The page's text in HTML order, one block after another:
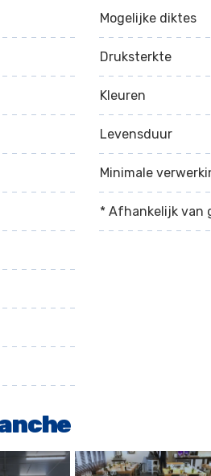
Mogelijke diktes
Druksterkte
Kleuren
Levensduur
Minimale
* Afhankelijk van